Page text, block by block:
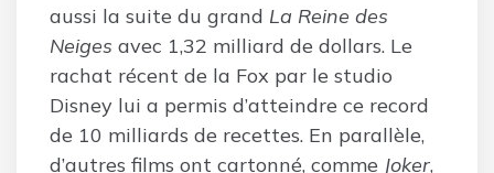
aussi la suite du grand La Reine des
Neiges avec 1,32 milliard de dollars. Le
rachat récent de la Fox par le studio
Disney lui a permis d’atteindre ce record
de 10 milliards de recettes. En parallèle,
d’autres films ont cartonné, comme Joker,